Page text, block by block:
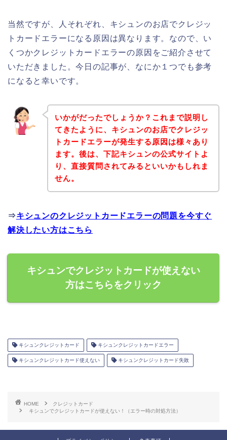
当然ですが、人それぞれ、キシュンのお店でクレジッ
トカードエラーになる原因は異なります。なので、い
くつかクレジットカードエラーの原因をご紹介させて
いただきました。今日の記事が、なにか１つでも参考
になると幸いです。
いかがだったでしょうか？これまで説明し
てきたように、キシュンのお店でクレジッ
トカードエラーが発生する原因は様々あり
ます。後は、下記キシュンの公式サイトよ
り、直接質問されてみるといいかもしれま
せん。
⇒キシュンのクレジットカードエラーの問題を今すぐ
解決したい方はこちら
キシュンでクレジットカードが使えない
方はこちらをクリック
キシュンクレジットカード キシュンクレジットカードエラー
キシュンクレジットカード使えない キシュンクレジットカード失敗
HOME
クレジットカード
キシュンでクレジットカードが使えない！（エラー時の対処方法）